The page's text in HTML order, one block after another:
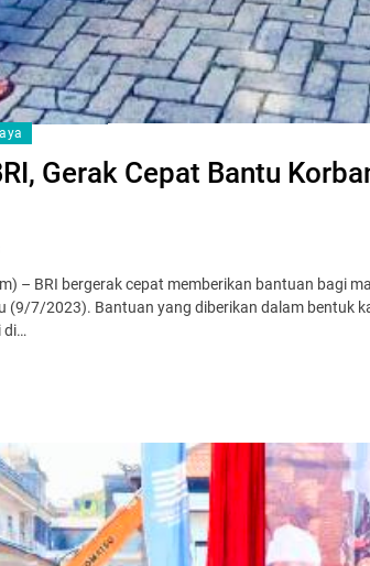
Gerak Cepat Bantu
– BRI bergerak cepat memberikan bantuan bagi
(9/7/2023). Bantuan yang diberikan dalam bentuk
di…